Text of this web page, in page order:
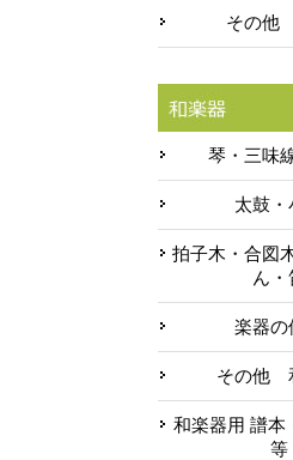
その他
琴・三味
太鼓・
拍子木・合図
ん・
楽器の
その他
和楽器用 譜本
等